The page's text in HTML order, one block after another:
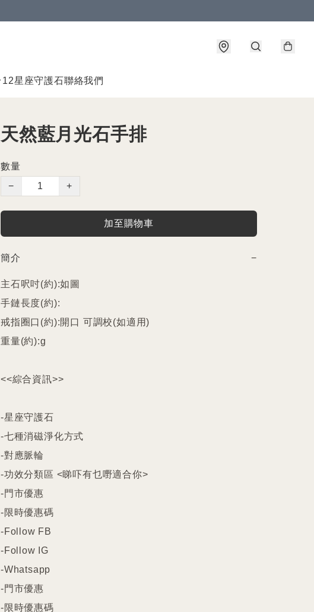
12星座守護石聯絡我們
天然藍月光石手排
數量
−
+
加至購物車
簡介 −
主石呎吋(約):如圖
手鏈長度(約):
戒指圈口(約):開口 可調校(如適用)
重量(約):g
<<綜合資訊>>
-星座守護石
-七種消磁淨化方式
-對應脈輪
-功效分類區 <睇吓有乜嘢適合你>
-門市優惠
-限時優惠碼
-Follow FB
-Follow IG
-Whatsapp
-門市優惠
-限時優惠碼